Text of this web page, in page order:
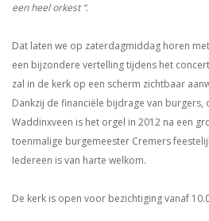
een heel orkest “.
Dat laten we op zaterdagmiddag horen
een bijzondere vertelling tijdens het
zal in de kerk op een scherm zichtbaar
Dankzij de financiële bijdrage van burgers,
Waddinxveen is het orgel in 2012 na een
toenmalige burgemeester Cremers
Iedereen is van harte welkom.
De kerk is open voor bezichtiging vanaf